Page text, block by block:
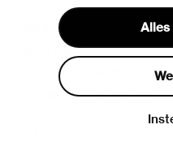
Alles
contact
house rules
privacy & cookies
disclaimer & colophon